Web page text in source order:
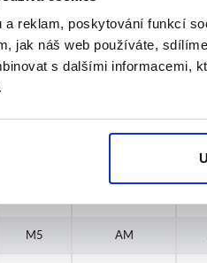
a reklam, poskytování funkcí
jak náš web používáte,
s dalšími informacemi,
M5 AM
M6 AM
M5 AM